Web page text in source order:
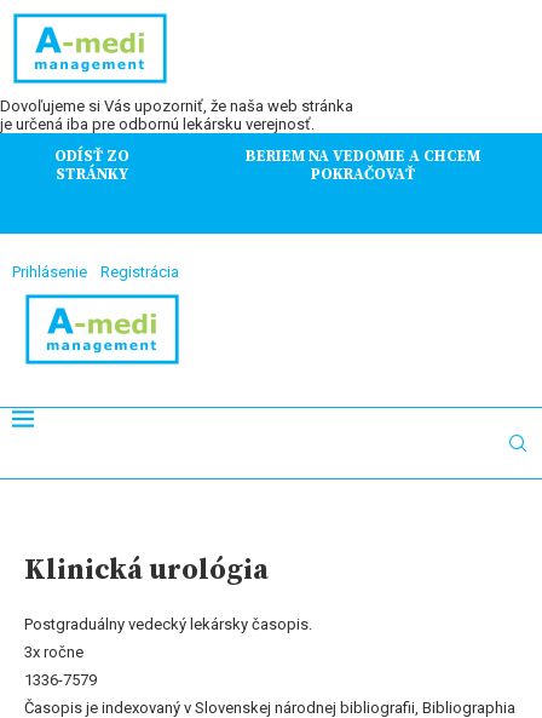
Dovoľujeme si Vás upozorniť, že naša web stránka
je určená iba pre odbornú lekársku verejnosť.
ODÍSŤ ZO
STRÁNKY
BERIEM NA VEDOMIE A CHCEM
POKRAČOVAŤ
Prihlásenie Registrácia
Klinická urológia
Postgraduálny vedecký lekársky časopis.
3x ročne
1336-7579
Časopis je indexovaný v Slovenskej národnej bibliografii, Bibliographia